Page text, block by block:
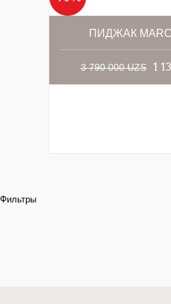
ПИДЖАК MARC
3 790 000 UZS 1
Фильтры